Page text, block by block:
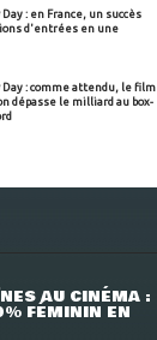
: en France, un succès
d'entrées en une
Day : comme attendu, le film
dépasse le milliard au box-
AU CINÉMA :
FÉMININ EN